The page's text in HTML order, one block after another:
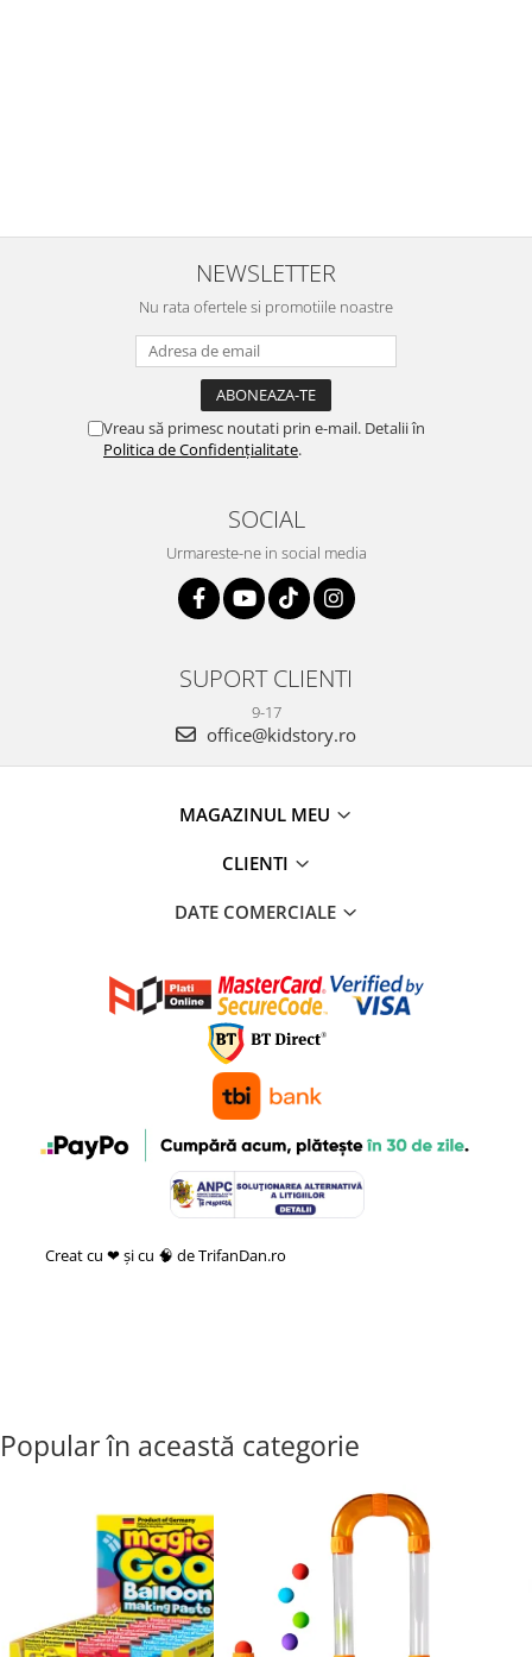
NEWSLETTER
Nu rata ofertele si promotiile noastre
Vreau să primesc noutati prin e-mail. Detalii în
Politica de Confidențialitate.
SOCIAL
Urmareste-ne in social media
SUPORT CLIENTI
9-17
office@kidstory.ro
MAGAZINUL MEU
CLIENTI
DATE COMERCIALE
Creat cu ❤ și cu 🧠 de TrifanDan.ro
Popular în această categorie